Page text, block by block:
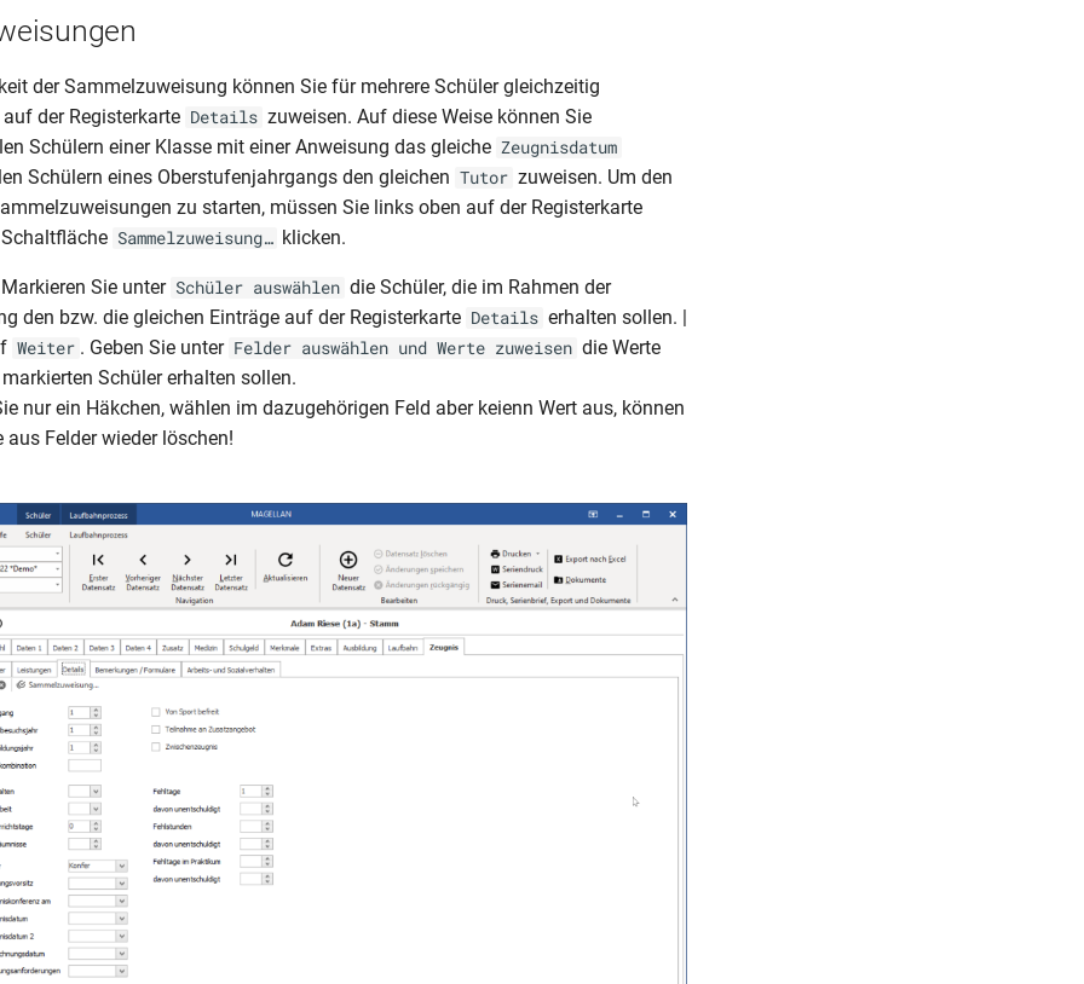
der Sammelzuweisung können Sie für mehrere Schüler gleichzeitig
der Registerkarte Details zuweisen. Auf diese Weise können Sie
Schülern einer Klasse mit einer Anweisung das gleiche Zeugnisdatum
Schülern eines Oberstufenjahrgangs den gleichen Tutor zuweisen. Um den
zu starten, müssen Sie links oben auf der Registerkarte
Sammelzuweisung… klicken.
Sie unter Schüler auswählen die Schüler, die im Rahmen der
den bzw. die gleichen Einträge auf der Registerkarte Details erhalten sollen. |
Weiter . Geben Sie unter Felder auswählen und Werte zuweisen die Werte
Schüler erhalten sollen.
nur ein Häkchen, wählen im dazugehörigen Feld aber keienn Wert aus, können
aus Felder wieder löschen!